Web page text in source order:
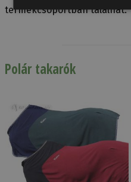
termékcsoportban találhat.
Polár takarók